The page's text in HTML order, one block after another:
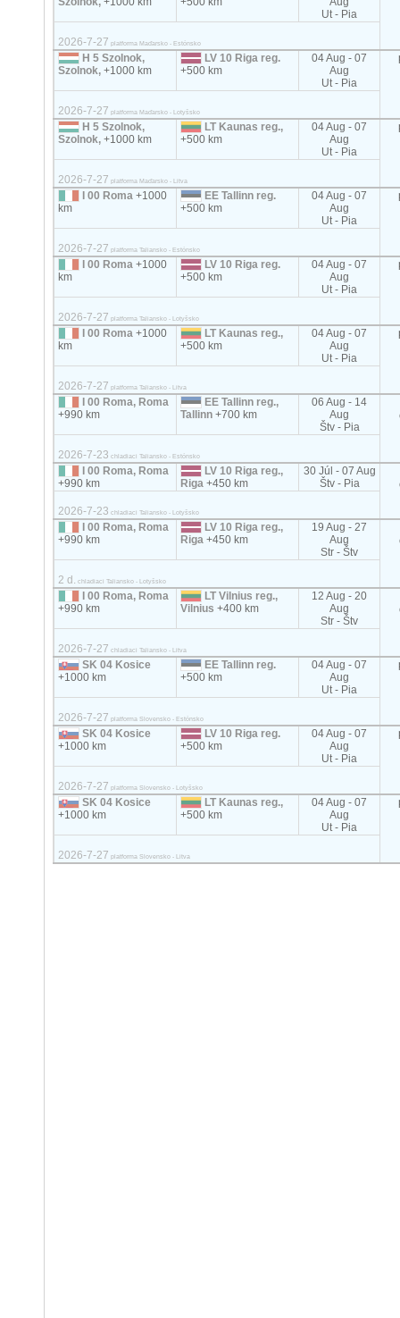
Ut - Pia
2026-7-27 platforma Maďarsko - Estónsko
H 5 Szolnok,
Szolnok,+1000 km
LV 10 Riga reg.
+500 km
04 Aug - 07
Aug
Ut - Pia
2026-7-27 platforma Maďarsko - Lotyšsko
H 5 Szolnok,
Szolnok,+1000 km
LT Kaunas reg.,
+500 km
04 Aug - 07
Aug
Ut - Pia
2026-7-27 platforma Maďarsko - Litva
I 00 Roma+1000
km
EE Tallinn reg.
+500 km
04 Aug - 07
Aug
Ut - Pia
2026-7-27 platforma Taliansko - Estónsko
I 00 Roma+1000
km
LV 10 Riga reg.
+500 km
04 Aug - 07
Aug
Ut - Pia
2026-7-27 platforma Taliansko - Lotyšsko
I 00 Roma+1000
km
LT Kaunas reg.,
+500 km
04 Aug - 07
Aug
Ut - Pia
2026-7-27 platforma Taliansko - Litva
I 00 Roma, Roma
+990 km
EE Tallinn reg.,
Tallinn+700 km
06 Aug - 14
Aug
Štv - Pia
2026-7-23 chladiaci Taliansko - Estónsko
I 00 Roma, Roma
+990 km
LV 10 Riga reg.,
Riga+450 km
30 Júl - 07 Aug
Štv - Pia
2026-7-23 chladiaci Taliansko - Lotyšsko
I 00 Roma, Roma
+990 km
LV 10 Riga reg.,
Riga+450 km
19 Aug - 27
Aug
Str - Štv
2 d. chladiaci Taliansko - Lotyšsko
I 00 Roma, Roma
+990 km
LT Vilnius reg.,
Vilnius+400 km
12 Aug - 20
Aug
Str - Štv
2026-7-27 chladiaci Taliansko - Litva
SK 04 Kosice
+1000 km
EE Tallinn reg.
+500 km
04 Aug - 07
Aug
Ut - Pia
2026-7-27 platforma Slovensko - Estónsko
SK 04 Kosice
+1000 km
LV 10 Riga reg.
+500 km
04 Aug - 07
Aug
Ut - Pia
2026-7-27 platforma Slovensko - Lotyšsko
SK 04 Kosice
+1000 km
LT Kaunas reg.,
+500 km
04 Aug - 07
Aug
Ut - Pia
2026-7-27 platforma Slovensko - Litva